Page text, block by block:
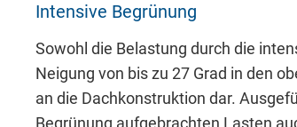
Intensive Begrünung
Sowohl die Belastung durch die
Neigung von bis zu 27 Grad in den
an die Dachkonstruktion dar.
Begrünung aufgebrachten Lasten